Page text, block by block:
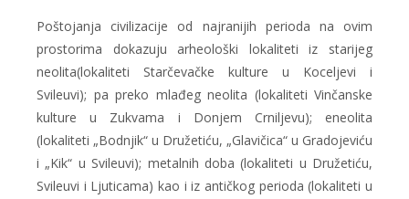
Poštojanja civilizacije od najranijih perioda na ovim
prostorima dokazuju arheološki lokaliteti iz starijeg
neolita(lokaliteti Starčevačke kulture u Koceljevi i
Svileuvi); pa preko mlađeg neolita (lokaliteti Vinčanske
kulture u Zukvama i Donjem Crniljevu); eneolita
(lokaliteti „Bodnjik“ u Družetiću, „Glavičica“ u Gradojeviću
i „Kik“ u Svileuvi); metalnih doba (lokaliteti u Družetiću,
Svileuvi i Ljuticama) kao i iz antičkog perioda (lokaliteti u